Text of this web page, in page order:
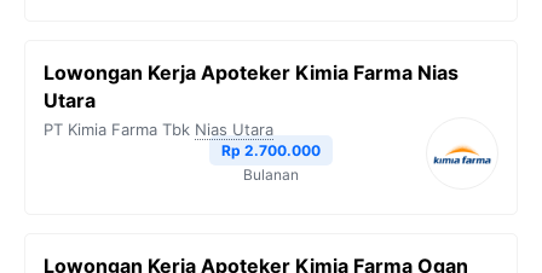
Lowongan Kerja Apoteker Kimia Farma Nias
Utara
PT Kimia Farma Tbk Nias Utara
Rp 2.700.000
Bulanan
Lowongan Kerja Apoteker Kimia Farma Ogan